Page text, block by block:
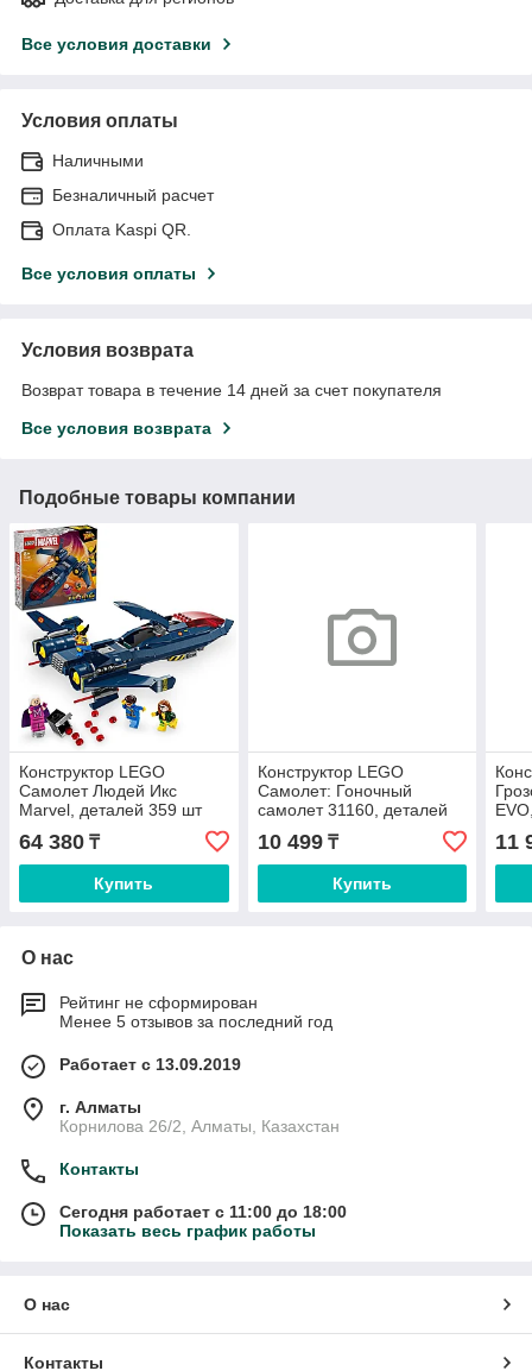
Все условия доставки
Условия оплаты
Наличными
Безналичный расчет
Оплата Kaspi QR.
Все условия оплаты
Условия возврата
Возврат товара в течение 14 дней за счет покупателя
Все условия возврата
Подобные товары компании
Конструктор LEGO
Самолет Людей Икс
Marvel, деталей 359 шт
64 380 ₸
Купить
Конструктор LEGO
Самолет: Гоночный
самолет 31160, деталей
10 499₸
Купить
11
О нас
Рейтинг не сформирован
Менее 5 отзывов за последний год
Работает с 13.09.2019
г. Алматы
Корнилова 26/2, Алматы, Казахстан
Контакты
Сегодня работает с 11:00 до 18:00
Показать весь график работы
О нас
Контакты